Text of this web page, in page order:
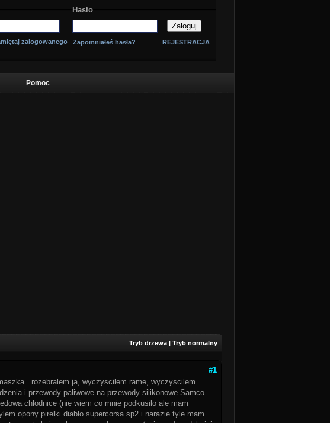
Hasło
zalogowanego Zapomniałeś hasła? REJESTRACJA
Pomoc
Tryb drzewa | Tryb normalny
#1
rozebralem ja, wyczyscilem rame, wyczyscilem
i przewody paliwowe na przewody silikonowe Samco
chlodnice (nie wiem co mnie podkusilo ale mam
opony pirelki diablo supercorsa sp2 i narazie tyle mam